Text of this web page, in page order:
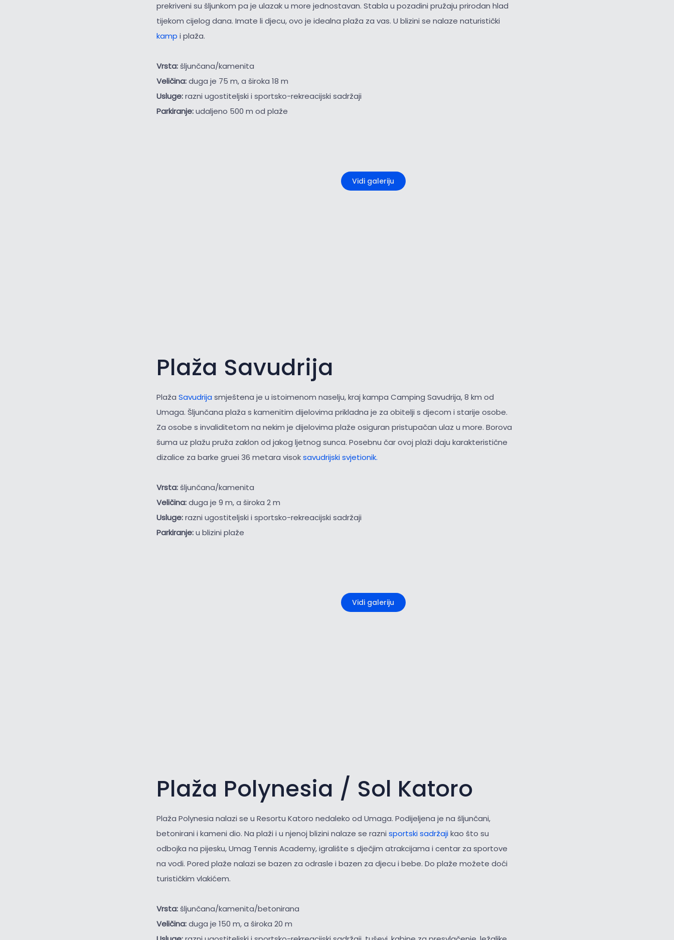
prekriveni su šljunkom pa je ulazak u more jednostavan. Stabla u pozadini pružaju prirodan hlad
tijekom cijelog dana. Imate li djecu, ovo je idealna plaža za vas. U blizini se nalaze naturistički
kamp i plaža.
Vrsta:šljunčana/kamenita
Veličina:duga je 75 m, a široka 18 m
Usluge:razni ugostiteljski i sportsko-rekreacijski sadržaji
Parkiranje:udaljeno 500 m od plaže
Vidi galeriju
Plaža Savudrija
Plaža Savudrija smještena je u istoimenom naselju, kraj kampa Camping Savudrija, 8 km od
Umaga. Šljunčana plaža s kamenitim dijelovima prikladna je za obitelji s djecom i starije osobe.
Za osobe s invaliditetom na nekim je dijelovima plaže osiguran pristupačan ulaz u more. Borova
šuma uz plažu pruža zaklon od jakog ljetnog sunca. Posebnu čar ovoj plaži daju karakteristične
dizalice za barke gruei 36 metara visoksavudrijski svjetionik.
Vrsta:šljunčana/kamenita
Veličina:duga je 9 m, a široka 2 m
Usluge:razni ugostiteljski i sportsko-rekreacijski sadržaji
Parkiranje:u blizini plaže
Vidi galeriju
Plaža Polynesia / Sol Katoro
Plaža Polynesia nalazi se u Resortu Katoro nedaleko od Umaga. Podijeljena je na šljunčani,
betonirani i kameni dio. Na plaži i u njenoj blizini nalaze se razni sportski sadržajikao što su
odbojka na pijesku, Umag Tennis Academy, igralište s dječjim atrakcijama i centar za sportove
na vodi. Pored plaže nalazi se bazen za odrasle i bazen za djecu i bebe. Do plaže možete doći
turističkim vlakićem.
Vrsta:šljunčana/kamenita/betonirana
Veličina:duga je 150 m, a široka 20 m